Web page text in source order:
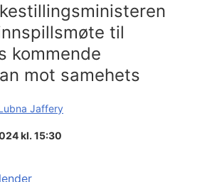
til
kommende
mot samehets
Jaffery
kl. 15:30